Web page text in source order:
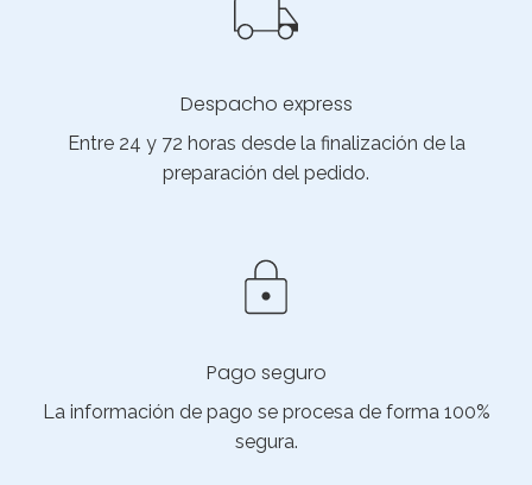
Despacho express
Entre 24 y 72 horas desde la finalización de la
preparación del pedido.
Pago seguro
La información de pago se procesa de forma 100%
segura.